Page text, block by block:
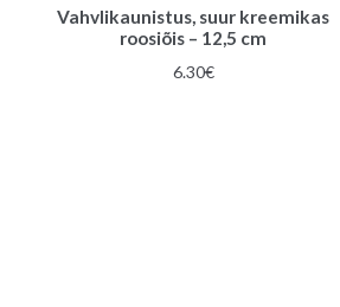
Vahvlikaunistus, suur kreemikas
roosiõis – 12,5 cm
6.30€